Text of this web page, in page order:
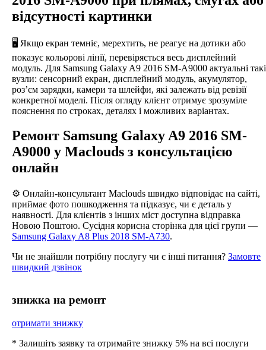
відсутності картинки
🖥️ Якщо екран темніє, мерехтить, не реагує на дотики або
показує кольорові лінії, перевіряється весь дисплейний
модуль. Для Samsung Galaxy A9 2016 SM-A9000 актуальні такі
вузли: сенсорний екран, дисплейний модуль, акумулятор,
роз’єм зарядки, камери та шлейфи, які залежать від ревізії
конкретної моделі. Після огляду клієнт отримує зрозуміле
пояснення по строках, деталях і можливих варіантах.
Ремонт Samsung Galaxy A9 2016 SM-
A9000 у Maclouds з консультацією
онлайн
⚙️ Онлайн-консультант Maclouds швидко відповідає на сайті,
приймає фото пошкодження та підказує, чи є деталь у
наявності. Для клієнтів з інших міст доступна відправка
Новою Поштою. Сусідня корисна сторінка для цієї групи —
Samsung Galaxy A8 Plus 2018 SM-A730.
Чи не знайшли потрібну послугу чи є інші питання? Замовте
швидкий дзвінок
знижка на ремонт
отримати знижку
* Залишіть заявку та отримайте знижку 5% на всі послуги